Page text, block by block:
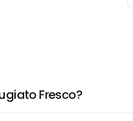
Fresco?